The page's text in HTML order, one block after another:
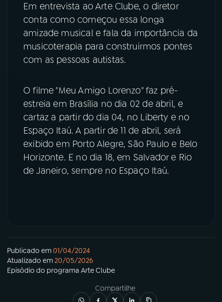
Em entrevista ao Arte Clube, o diretor
conta como começou essa longa
amizade musical e fala da importância da
musicoterapia para construirmos pontes
com as pessoas autistas.
O filme "Meu Amigo Lorenzo" faz pré-
estreia em Brasília no dia 02 de abril, e
cartaz a partir do dia 04, no Liberty e no
Espaço Itaú. A partir de 11 de abril, será
exibido em Porto Alegre, São Paulo e Belo
Horizonte. E no dia 18, em Salvador e Rio
de Janeiro, sempre no Espaço Itaú.
Publicado em01/04/2024
Atualizado em20/05/2026
Episódio do programa Arte Clube
Compartilhe